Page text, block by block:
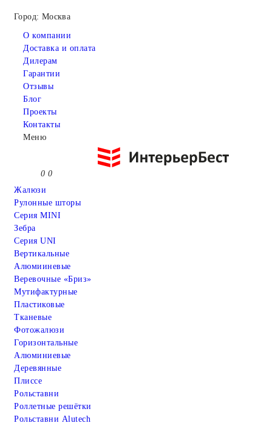
Город: Москва
О компании
Доставка и оплата
Дилерам
Гарантии
Отзывы
Блог
Проекты
Контакты
Меню
0 0
Жалюзи
Рулонные шторы
Серия MINI
Зебра
Серия UNI
Вертикальные
Алюмииневые
Веревочные «Бриз»
Мутифактурные
Пластиковые
Тканевые
Фотожалюзи
Горизонтальные
Алюминиевые
Деревянные
Плиссе
Рольставни
Роллетные решётки
Рольставни Alutech